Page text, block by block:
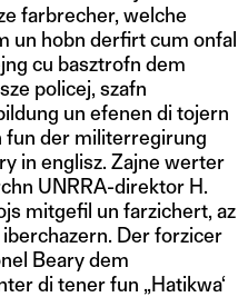
farbrecher, welche
un hobn derfirt cum onfal
cu basztrofn dem
policej, szafn
un efenen di tojern
fun der militerregirung
in englisz. Zajne werter
UNRRA-direktor H.
mitgefil un farzichert, az
Der forzicer
Beary dem
di tener fun „Hatikwa‘